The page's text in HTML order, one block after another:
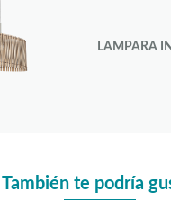
LAMPARA
También te podría